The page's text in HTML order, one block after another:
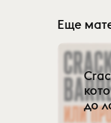
Еще
до